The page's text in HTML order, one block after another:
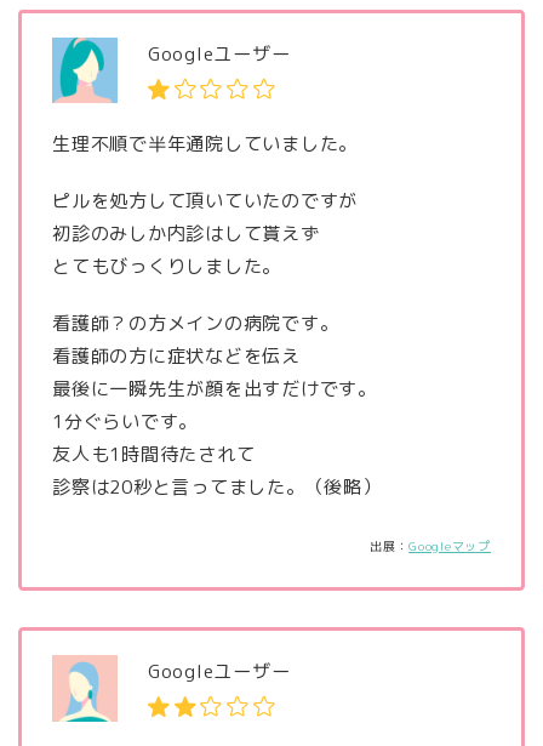
Googleユーザー
生理不順で半年通院していました。
ピルを処方して頂いていたのですが
初診のみしか内診はして貰えず
とてもびっくりしました。
看護師？の方メインの病院です。
看護師の方に症状などを伝え
最後に一瞬先生が顔を出すだけです。
1分ぐらいです。
友人も1時間待たされて
診察は20秒と言ってました。（後略）
出展：Googleマップ
Googleユーザー